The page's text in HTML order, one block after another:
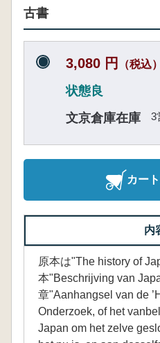
古書
3,080 円 （税込）
状態良
文京倉庫在庫
3
カー
内
原本は"The history of
本"Beschrijving van
章"Aanhangsel van de
Onderzoek, of het
Japan om het zelve